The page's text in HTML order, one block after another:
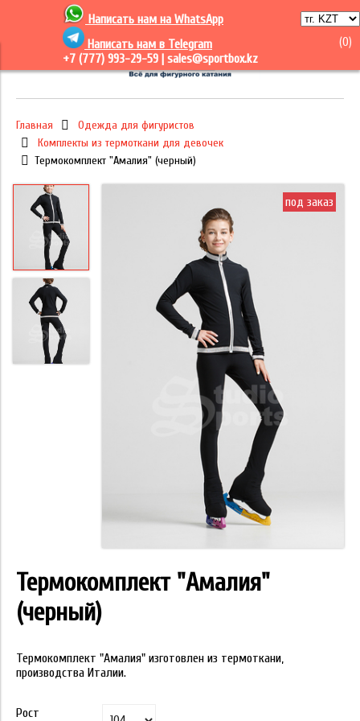
Написать нам на WhatsApp
Написать нам в Telegram
+7 (777) 993-29-59 | sales@sportbox.kz
(0)
Главная
Одежда для фигуристов
Комплекты из термоткани для девочек
Термокомплект "Амалия" (черный)
под заказ
Термокомплект "Амалия"
(черный)
Термокомплект "Амалия" изготовлен из термоткани,
производства Италии.
Рост